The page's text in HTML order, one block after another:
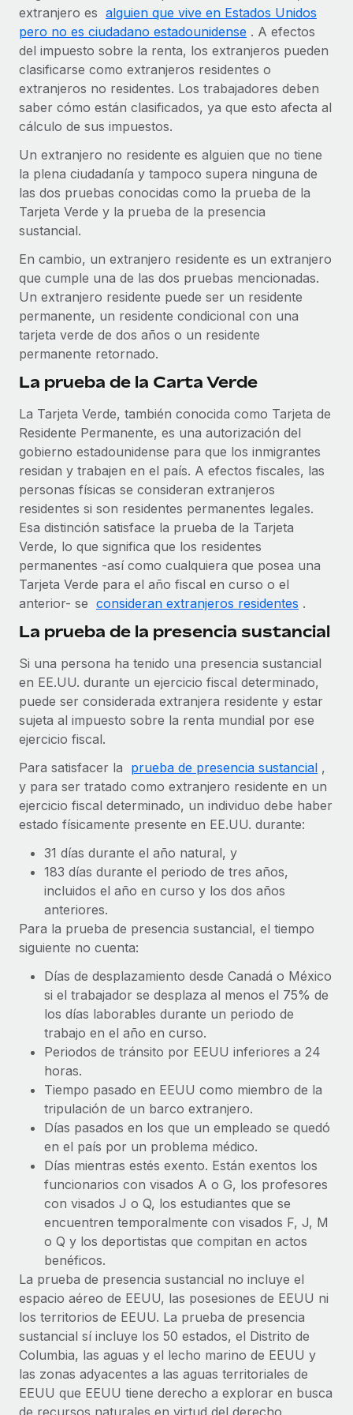
Contractor Management
Integra y gestiona a autónomos globalmente.
PEO
Externaliza tareas laborales complejas.
Conexión Remote
Integra los RR. HH. en tus flujos de trabajo sin
complicaciones.
Funciones esenciales de RR. HH. integradas para tu
equipo.
Conectar
Nuevo
Conecta cualquier herramienta de IA con Remote
mediante nuestro MCP.
Integraciones
esenciales.
SERVICIOS
Pregunta a un experto
Obtén ayuda de gente experta en RR. HH. globales
y cumplimiento normativo.
Comprobaciones de antecedentes
Simplifica los procesos de cribado de candidatos.
Cumplimiento normativo
normativo.
Gestión de dispositivos
Proporciona dispositivos tecnológicos y contrólalos
en todo el mundo.
Apertura de entidades
Abre entidades conforme a la legalidad enseguida.
Movilidad y reubicación
Reubica a los empleados con facilidad.
Prestaciones
Gestiona las prestaciones de los empleados sin
Compáranos con otras empresas.
ETAPAS DE CRECIMIENTO
Startups
Soluciones ágiles de RR. HH. globales y nóminas para
empresas en crecimiento.
Mediana empresa
Amplía tu equipo con soluciones de RR. HH.
personalizadas.
Empresa
ASOCIARSE
Socios tecnológicos estratégicos
Descubre oportunidades de colaborar con nosotros.
Remote Build Próximamente
Consultoría de integraciones y automatización con IA.
CASOS PRÁCTICOS
Calculadora de pagos a autónomos
Descubre opciones de divisas y tiempos de pago para
autónomos globales.
APRENDIZAJE CON REMOTE
Casos prácticos
Glosario de RR. HH.
Biblioteca de descripciones de puestos
Webinarios
Eventos
Centro de información
Obtén ayuda
Consulta todos los recursos
BLOG
Nómina global
EOR y PEO
Contractor Management
Impuestos
Explora el blog
Novedades de producto de Remote:
Integraciones con Gusto y Xero y Contractor
Management Plus
La misión de Remote sigue siendo ayudar a empresas de
todos los tamaños a contratar, gestionar y...
Más información
con Remote
Gestionar las nóminas internamente es complicado. Tardas
semanas en hacerlo manualmente y, al mes...
Más información
Nederlands
Français
Deutsch
Italiano
Português (Portugal)
日本語
한국어
中文（简体）
Iniciar sesión
extranjero es alguien que vive en Estados Unidos
pero no es ciudadano estadounidense . A efectos
del impuesto sobre la renta, los extranjeros pueden
clasificarse como extranjeros residentes o
extranjeros no residentes. Los trabajadores deben
saber cómo están clasificados, ya que esto afecta al
cálculo de sus impuestos.
Un extranjero no residente es alguien que no tiene
la plena ciudadanía y tampoco supera ninguna de
las dos pruebas conocidas como la prueba de la
Tarjeta Verde y la prueba de la presencia
sustancial.
En cambio, un extranjero residente es un extranjero
que cumple una de las dos pruebas mencionadas.
Un extranjero residente puede ser un residente
permanente, un residente condicional con una
tarjeta verde de dos años o un residente
permanente retornado.
La prueba de la Carta Verde
La Tarjeta Verde, también conocida como Tarjeta de
Residente Permanente, es una autorización del
gobierno estadounidense para que los inmigrantes
residan y trabajen en el país. A efectos fiscales, las
personas físicas se consideran extranjeros
residentes si son residentes permanentes legales.
Esa distinción satisface la prueba de la Tarjeta
Verde, lo que significa que los residentes
permanentes -así como cualquiera que posea una
Tarjeta Verde para el año fiscal en curso o el
anterior- se consideran extranjeros residentes .
La prueba de la presencia sustancial
Si una persona ha tenido una presencia sustancial
en EE.UU. durante un ejercicio fiscal determinado,
puede ser considerada extranjera residente y estar
sujeta al impuesto sobre la renta mundial por ese
ejercicio fiscal.
Para satisfacer la prueba de presencia sustancial ,
y para ser tratado como extranjero residente en un
ejercicio fiscal determinado, un individuo debe haber
estado físicamente presente en EE.UU. durante:
31 días durante el año natural, y
183 días durante el periodo de tres años,
incluidos el año en curso y los dos años
anteriores.
Para la prueba de presencia sustancial, el tiempo
siguiente no cuenta:
Días de desplazamiento desde Canadá o México
si el trabajador se desplaza al menos el 75% de
los días laborables durante un periodo de
trabajo en el año en curso.
Periodos de tránsito por EEUU inferiores a 24
horas.
Tiempo pasado en EEUU como miembro de la
tripulación de un barco extranjero.
Días pasados en los que un empleado se quedó
en el país por un problema médico.
Días mientras estés exento. Están exentos los
funcionarios con visados A o G, los profesores
con visados J o Q, los estudiantes que se
encuentren temporalmente con visados F, J, M
o Q y los deportistas que compitan en actos
benéficos.
La prueba de presencia sustancial no incluye el
espacio aéreo de EEUU, las posesiones de EEUU ni
los territorios de EEUU. La prueba de presencia
sustancial sí incluye los 50 estados, el Distrito de
Columbia, las aguas y el lecho marino de EEUU y
las zonas adyacentes a las aguas territoriales de
EEUU que EEUU tiene derecho a explorar en busca
de recursos naturales en virtud del derecho